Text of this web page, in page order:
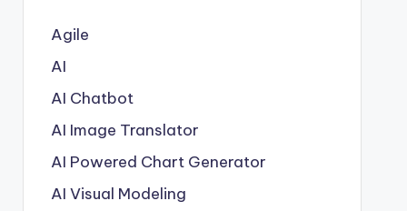
Agile
AI
AI Chatbot
AI Image Translator
AI Powered Chart Generator
AI Visual Modeling